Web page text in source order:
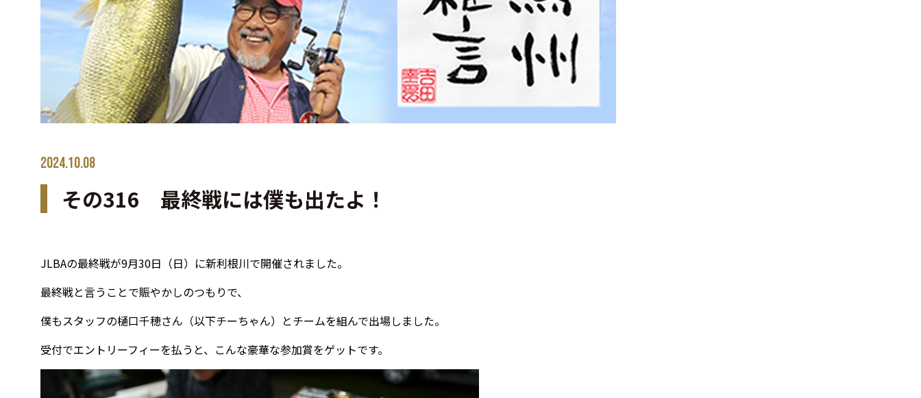
2024.10.08
その316 最終戦には僕も出たよ！
JLBAの最終戦が9月30日（日）に新利根川で開催されました。
最終戦と言うことで賑やかしのつもりで、
僕もスタッフの樋口千穂さん（以下チーちゃん）とチームを組んで出場しました。
受付でエントリーフィーを払うと、こんな豪華な参加賞をゲットです。